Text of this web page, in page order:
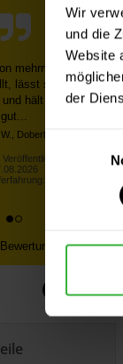
Wir
und die
Website
der
die Homepage,
gute
...
Veröffentlichung:
27.07.2026